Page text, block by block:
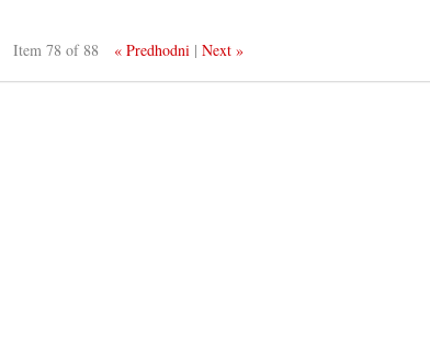
Item 78 of 88 « Predhodni |Next »